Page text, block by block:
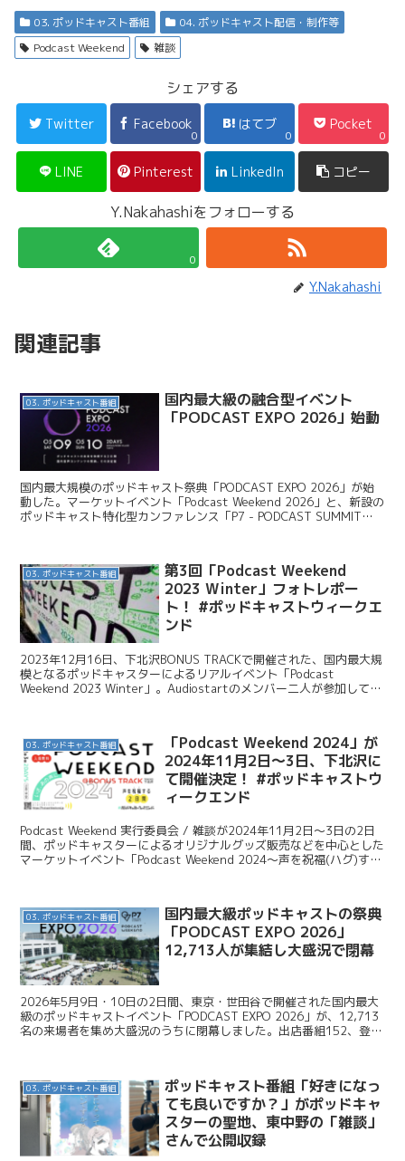
03. ポッドキャスト番組
04. ポッドキャスト配信・制作等
Podcast Weekend
雑談
シェアする
Twitter Facebook
0
はてブ
0
Pocket
0
LINE Pinterest LinkedIn コピー
Y.Nakahashiをフォローする
0
Y.Nakahashi
関連記事
03. ポッドキャスト番組
国内最大級の融合型イベント
「PODCAST EXPO 2026」始動
国内最大規模のポッドキャスト祭典「PODCAST EXPO 2026」が始
動した。マーケットイベント「Podcast Weekend 2026」と、新設の
ポッドキャスト特化型カンファレンス「P7 - PODCAST SUMMIT
03. ポッドキャスト番組
第3回「Podcast Weekend
2023 Winter」フォトレポー
ト！ #ポッドキャストウィークエ
ンド
2023年12月16日、下北沢BONUS TRACKで開催された、国内最大規
模となるポッドキャスターによるリアルイベント「Podcast
Weekend 2023 Winter」。Audiostartのメンバー二人が参加してき
03. ポッドキャスト番組
「Podcast Weekend 2024」が
2024年11月2日〜3日、下北沢に
て開催決定！ #ポッドキャストウ
ィークエンド
Podcast Weekend 実行委員会 / 雑談が2024年11月2日〜3日の2日
間、ポッドキャスターによるオリジナルグッズ販売などを中心とした
マーケットイベント「Podcast Weekend 2024〜声を祝福(ハグ)する
03. ポッドキャスト番組
国内最大級ポッドキャストの祭典
「PODCAST EXPO 2026」
12,713人が集結し大盛況で閉幕
2026年5月9日・10日の2日間、東京・世田谷で開催された国内最大
級のポッドキャストイベント「PODCAST EXPO 2026」が、12,713
名の来場者を集め大盛況のうちに閉幕しました。出店番組152、登壇
03. ポッドキャスト番組
ポッドキャスト番組「好きになっ
ても良いですか？」がポッドキャ
スターの聖地、東中野の「雑談」
さんで公開収録